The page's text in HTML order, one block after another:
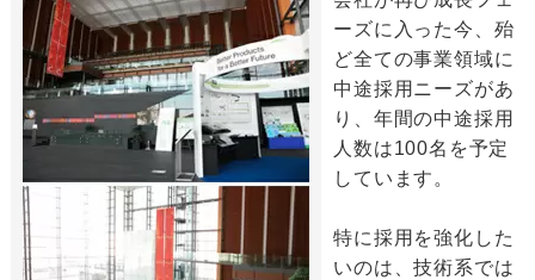
ーズに入った今、殆
ど全ての事業領域に
中途採用ニーズがあ
り、年間の中途採用
人数は100名を予定
しています。
特に採用を強化した
いのは、技術系では